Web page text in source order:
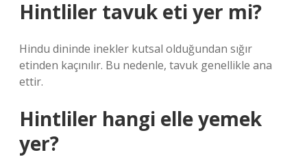
Hintliler tavuk eti yer mi?
Hindu dininde inekler kutsal olduğundan sığır
etinden kaçınılır. Bu nedenle, tavuk genellikle ana
ettir.
Hintliler hangi elle yemek
yer?